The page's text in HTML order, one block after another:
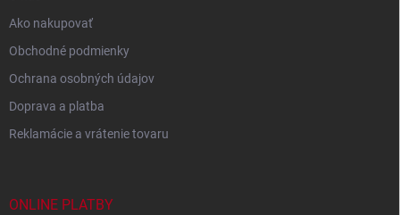
Ako nakupovať
Obchodné podmienky
Ochrana osobných údajov
Doprava a platba
Reklamácie a vrátenie tovaru
ONLINE PLATBY